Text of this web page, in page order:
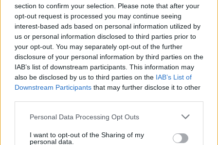
section to confirm your selection. Please note that after your
opt-out request is processed you may continue seeing
interest-based ads based on personal information utilized by
us or personal information disclosed to third parties prior to
your opt-out. You may separately opt-out of the further
disclosure of your personal information by third parties on the
IAB’s list of downstream participants. This information may
also be disclosed by us to third parties on the IAB’s List of
Downstream Participants that may further disclose it to other
Please note that this website/app uses one or more Google
not limited to your visit or usage behaviour. You may click to
Personal Data Processing Opt Outs
I want to opt-out of the Sharing of my
personal data.
valutare come le norme collettive interagiscono
con il diritto nazionale e le disposizioni sul distacco
per garantire conformità e tutela dei diritti.
AUTORE
Susanna Riva
passato una settimana a consultare faldoni
segnò la scelta editoriale di approfondire